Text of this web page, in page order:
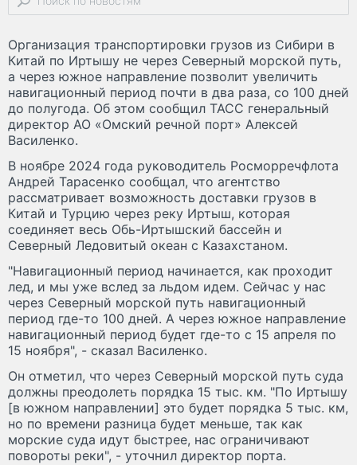
Организация транспортировки грузов из Сибири в
Китай по Иртышу не через Северный морской путь,
а через южное направление позволит увеличить
навигационный период почти в два раза, со 100 дней
до полугода. Об этом сообщил ТАСС генеральный
директор АО «Омский речной порт» Алексей
Василенко.
В ноябре 2024 года руководитель Росморречфлота
Андрей Тарасенко сообщал, что агентство
рассматривает возможность доставки грузов в
Китай и Турцию через реку Иртыш, которая
соединяет весь Обь-Иртышский бассейн и
Северный Ледовитый океан с Казахстаном.
"Навигационный период начинается, как проходит
лед, и мы уже вслед за льдом идем. Сейчас у нас
через Северный морской путь навигационный
период где-то 100 дней. А через южное направление
навигационный период будет где-то с 15 апреля по
15 ноября", - сказал Василенко.
Он отметил, что через Северный морской путь суда
должны преодолеть порядка 15 тыс. км. "По Иртышу
[в южном направлении] это будет порядка 5 тыс. км,
но по времени разница будет меньше, так как
морские суда идут быстрее, нас ограничивают
повороты реки", - уточнил директор порта.